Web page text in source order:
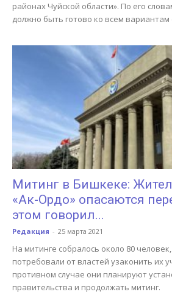
районах Чуйской области». По его
должно быть готово ко всем вариантам
Митинг в Бишкеке:
«Ак-Ордо» опасаются
этом говорил...
Редакция - 25 марта 2021
На митинге собралось около 80
потребовали от властей узаконить их
противном случае они планируют
правительства и продолжать митинг.